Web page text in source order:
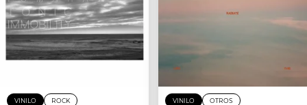
VINILO ROCK VINILO OTROS